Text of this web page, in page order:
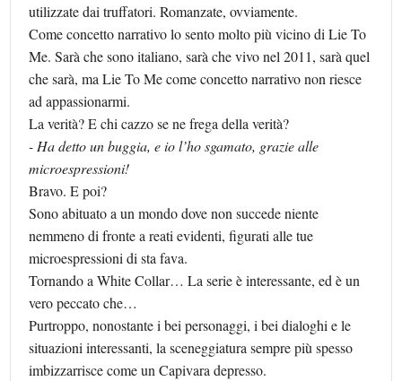
utilizzate dai truffatori. Romanzate, ovviamente.
Come concetto narrativo lo sento molto più vicino di Lie To
Me. Sarà che sono italiano, sarà che vivo nel 2011, sarà quel
che sarà, ma Lie To Me come concetto narrativo non riesce
ad appassionarmi.
La verità? E chi cazzo se ne frega della verità?
- Ha detto un buggia, e io l’ho sgamato, grazie alle
microespressioni!
Bravo. E poi?
Sono abituato a un mondo dove non succede niente
nemmeno di fronte a reati evidenti, figurati alle tue
microespressioni di sta fava.
Tornando a White Collar… La serie è interessante, ed è un
vero peccato che…
Purtroppo, nonostante i bei personaggi, i bei dialoghi e le
situazioni interessanti, la sceneggiatura sempre più spesso
imbizzarrisce come un Capivara depresso.